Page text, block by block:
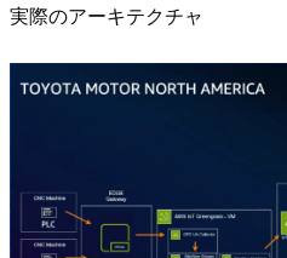
実際のアーキテクチャ